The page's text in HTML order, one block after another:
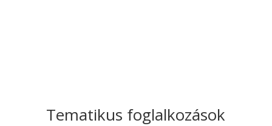
Tematikus foglalkozások